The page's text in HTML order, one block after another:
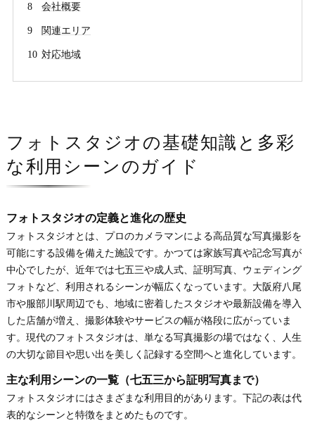
会社概要
関連エリア
対応地域
フォトスタジオの基礎知識と多彩
な利用シーンのガイド
フォトスタジオの定義と進化の歴史
フォトスタジオとは、プロのカメラマンによる高品質な写真撮影を
可能にする設備を備えた施設です。かつては家族写真や記念写真が
中心でしたが、近年では七五三や成人式、証明写真、ウェディング
フォトなど、利用されるシーンが幅広くなっています。大阪府八尾
市や服部川駅周辺でも、地域に密着したスタジオや最新設備を導入
した店舗が増え、撮影体験やサービスの幅が格段に広がっていま
す。現代のフォトスタジオは、単なる写真撮影の場ではなく、人生
の大切な節目や思い出を美しく記録する空間へと進化しています。
主な利用シーンの一覧（七五三から証明写真まで）
フォトスタジオにはさまざまな利用目的があります。下記の表は代
表的なシーンと特徴をまとめたものです。